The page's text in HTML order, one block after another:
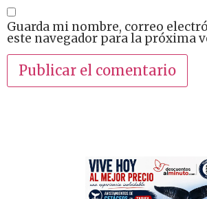
Guarda mi nombre, correo
este navegador para la próxima